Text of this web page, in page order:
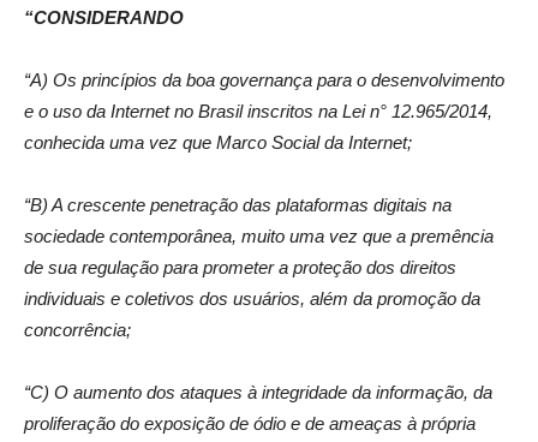
“CONSIDERANDO
“A) Os princípios da boa governança para o desenvolvimento
e o uso da Internet no Brasil inscritos na Lei n° 12.965/2014,
conhecida uma vez que Marco Social da Internet;
“B) A crescente penetração das plataformas digitais na
sociedade contemporânea, muito uma vez que a premência
de sua regulação para prometer a proteção dos direitos
individuais e coletivos dos usuários, além da promoção da
concorrência;
“C) O aumento dos ataques à integridade da informação, da
proliferação do exposição de ódio e de ameaças à própria